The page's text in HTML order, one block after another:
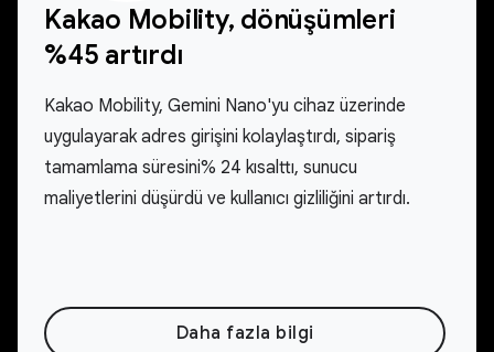
Kakao Mobility, dönüşümleri
%45 artırdı
Kakao Mobility, Gemini Nano'yu cihaz üzerinde
uygulayarak adres girişini kolaylaştırdı, sipariş
tamamlama süresini% 24 kısalttı, sunucu
maliyetlerini düşürdü ve kullanıcı gizliliğini artırdı.
Daha fazla bilgi